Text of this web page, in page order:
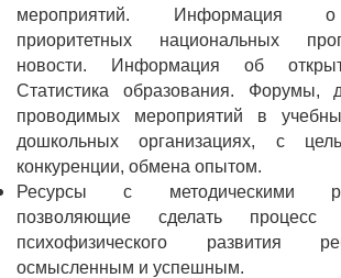
мероприятий. Информация о
приоритетных национальных
новости. Информация об
Статистика образования. Форумы,
проводимых мероприятий в
дошкольных организациях, с
конкуренции, обмена опытом.
Ресурсы с методическими
позволяющие сделать процесс
психофизического развития
осмысленным и успешным.